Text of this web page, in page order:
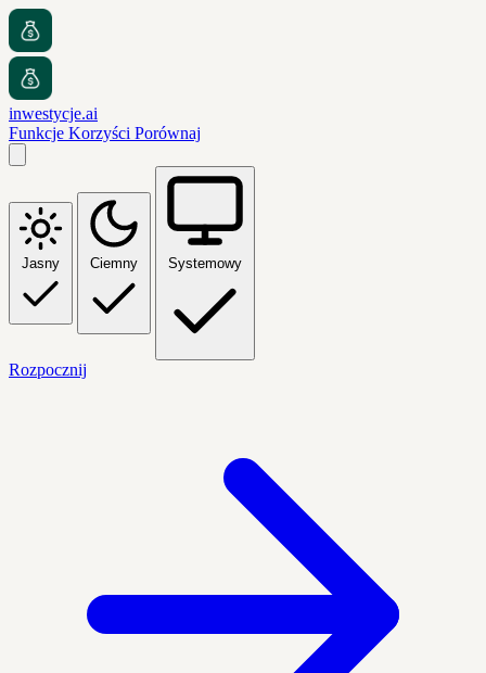
inwestycje.ai
Funkcje Korzyści Porównaj
Jasny Ciemny Systemowy
Rozpocznij